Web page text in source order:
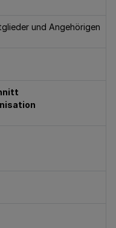
und Angehörigen